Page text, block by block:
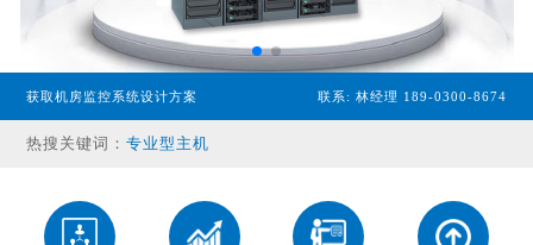
获取机房监控系统设计方案 联系: 林经理 189-0300-8674
热搜关键词：专业型主机
漏水检测设备
温湿度传感器